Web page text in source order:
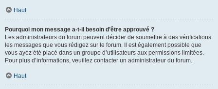
Haut
Pourquoi mon message a-t-il besoin d’être approuvé ?
Les administrateurs du forum peuvent décider de soumettre à des vérifications
les messages que vous rédigez sur le forum. Il est également possible que
vous ayez été placé dans un groupe d’utilisateurs aux permissions limitées.
Pour plus d’informations, veuillez contacter un administrateur du forum.
Haut